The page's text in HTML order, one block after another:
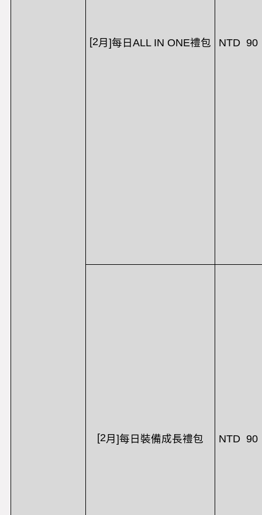
[2月 ]每日 ALL IN ONE禮包 NTD 90
[2月 ]每日裝備成長禮包 NTD 90